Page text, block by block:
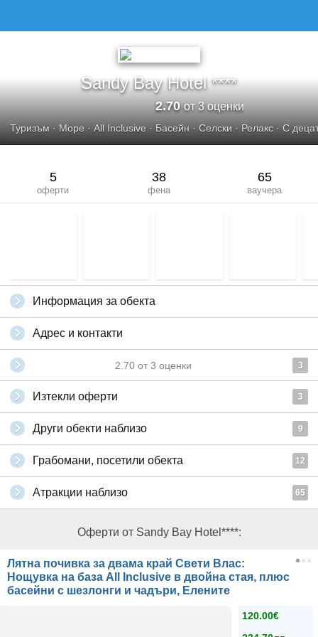
Sandy Bay Hotel ****
2.70от 3 оценки
Туризъм · Море ·All Inclusive · Басейн · Селски · Релакс · С
5
оферти
38
фена
65
ваучера
Информация за обекта
Адрес и контакти
2.70 от 3 оценки 3
Изтекли оферти 3
Други обекти наблизо 9
Грабомани, посетили обекта 12
Атракции наблизо 65
Оферти от Sandy Bay Hotel****:
Лятна почивка за двама край Свети Влас:
Нощувка на база All Inclusive в двойна стая, плюс
басейни с шезлонги и чадъри, Елените
120.00€